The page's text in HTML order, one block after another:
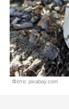
Фото: pixabay.com